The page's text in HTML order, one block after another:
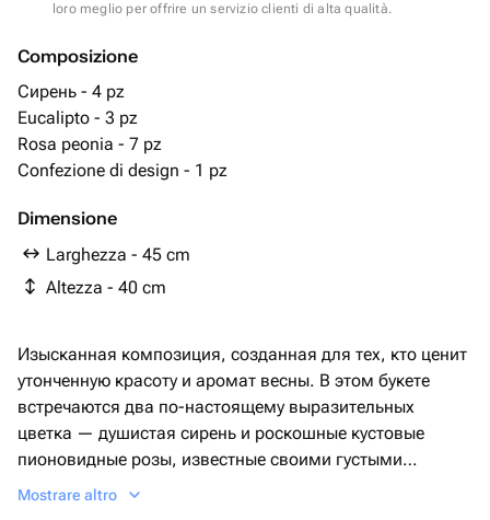
loro meglio per offrire un servizio clienti di alta qualità.
Composizione
Сирень - 4 pz
Eucalipto - 3 pz
Rosa peonia - 7 pz
Confezione di design - 1 pz
Dimensione
Larghezza - 45 cm
Altezza - 40 cm
Изысканная композиция, созданная для тех, кто ценит
утонченную красоту и аромат весны. В этом букете
встречаются два по-настоящему выразительных
цветка — душистая сирень и роскошные кустовые
пионовидные розы, известные своими густыми
лепестками и глубоким малиновым оттенком💖 Букет
Mostrare altro